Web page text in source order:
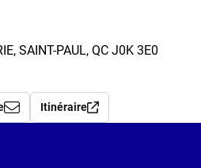
SAINT-PAUL, QC J0K 3E0
Itinéraire